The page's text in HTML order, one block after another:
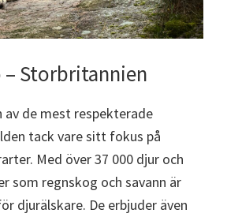
– Storbritannien
av de mest respekterade
tack vare sitt fokus på
Med över 37 000 djur och
som regnskog och savann är
djurälskare. De erbjuder även